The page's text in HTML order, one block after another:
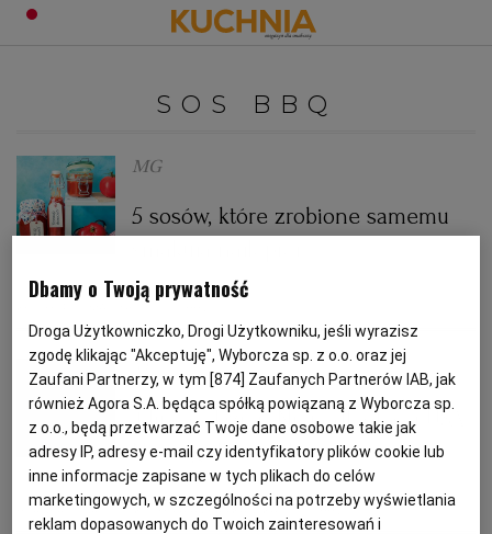
OBIADY
KOLACJE
DESERY
ZUPY
CIASTA
HALLOWEEN
BOŻE NARODZENIE
KARNAWAŁ
WIELKANOC
WALENTYNKI
KUCHNIE ŚWIATA
KUCHNIA WŁOSKA
KUCHNIA BRYTYJSKA
KUCHNIA AFRYKAŃSKA
KUCHNIA JAPOŃSKA
DANIA SEZONOWE
PORADY
SZKOŁA GOTOWANIA
PORADY
ZDROWA DIETA
DIETA
DO POCZYTANIA
Zaloguj się
SOS BBQ
MG
5 sosów, które zrobione samemu
4 lipca - Dzień Niepodległości USA.
No to grillujemy!
BURGER GRILL KUCHNIA AMERYKAŃSKA SOS BBQ
Dbamy o Twoją prywatność
Droga Użytkowniczko, Drogi Użytkowniku, jeśli wyrazisz
zgodę klikając "Akceptuję", Wyborcza sp. z o.o. oraz jej
Zaufani Partnerzy, w tym [874] Zaufanych Partnerów IAB, jak
również Agora S.A. będąca spółką powiązaną z Wyborcza sp.
z o.o., będą przetwarzać Twoje dane osobowe takie jak
adresy IP, adresy e-mail czy identyfikatory plików cookie lub
inne informacje zapisane w tych plikach do celów
marketingowych, w szczególności na potrzeby wyświetlania
reklam dopasowanych do Twoich zainteresowań i